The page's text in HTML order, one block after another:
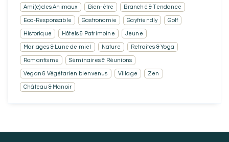
Ami(e) des Animaux Bien-être Branché & Tendance
Eco-Responsable Gastronomie Gayfriendly Golf
Historique Hôtels & Patrimoine Jeune
Mariages & Lune de miel Nature Retraites & Yoga
Romantisme Séminaires & Réunions
Vegan & Végétarien bienvenus Village Zen
Château & Manoir